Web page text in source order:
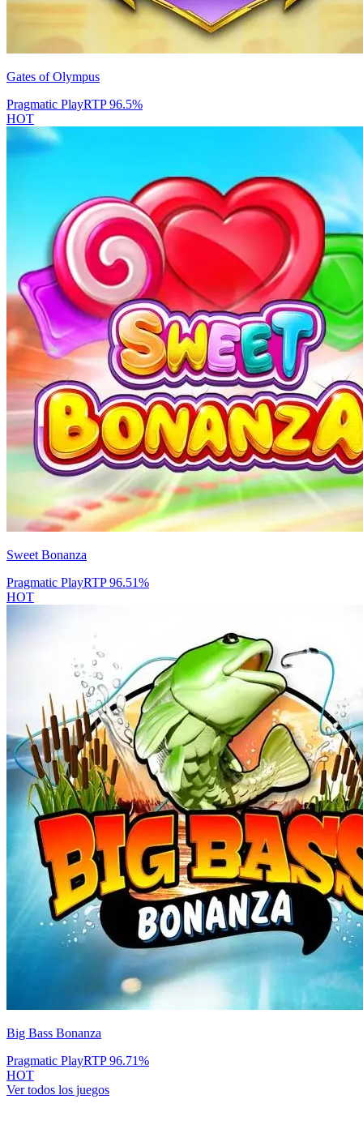
Gates of Olympus
Pragmatic PlayRTP96.5%
HOT
Sweet Bonanza
Pragmatic PlayRTP96.51%
HOT
Big Bass Bonanza
Pragmatic PlayRTP96.71%
HOT
Ver todos los juegos